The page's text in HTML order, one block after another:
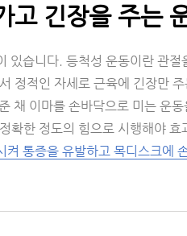
고 긴장을 주는
있습니다. 등척성 운동이란 관
정적인 자세로 근육에 긴장만
채 이마를 손바닥으로 미는 운
확한 정도의 힘으로 시행해야
켜 통증을 유발하고 목디스크에